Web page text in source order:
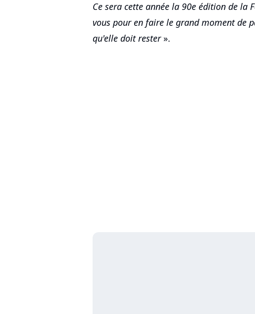
Ce sera cette année la 90e édition de la
vous pour en faire le grand moment de
qu'elle doit rester».